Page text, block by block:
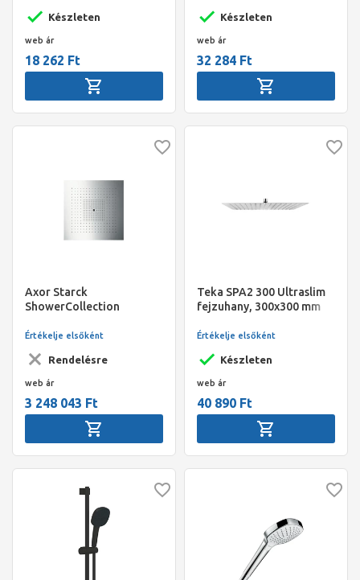
Készleten
web ár
18 262 Ft
Készleten
web ár
32 284 Ft
Axor Starck
ShowerCollection
fejzuhany,720x720 mm,
Rendelésre
Értékelje elsőként
web ár
3 248 043 Ft
Teka SPA2 300 Ultraslim
fejzuhany, 300x300 mm
Készleten
Értékelje elsőként
web ár
40 890 Ft